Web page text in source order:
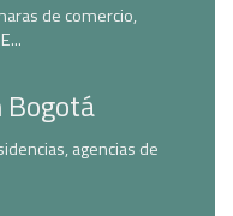
de comercio,
agencias de